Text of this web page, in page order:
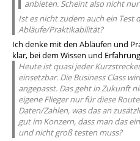
anbieten. Scheint also nicht
Ist es nicht zudem auch ein Test
Abläufe/Praktikabilität?
Ich denke mit den Abläufen und
klar, bei dem Wissen und
Heute ist quasi jeder
einsetzbar. Die Business Class
angepasst. Das geht in Zukunft
eigene Flieger nur für diese
Daten/Zahlen, was das an
gut im Konzern, dass man das
und nicht groß testen muss?